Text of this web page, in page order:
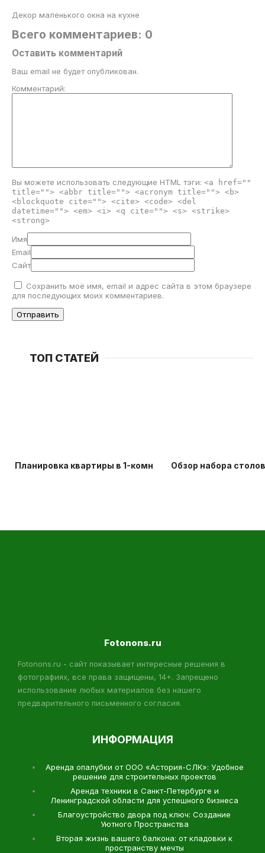
Декор маленького окна на кухне
Всего комментариев: 0
Оставить комментарий
Ваш email не будет опубликован.
Комментарий:
Вы можете использовать следующие HTML тэги: <a href=""
title=""> <abbr title=""> <acronym title=""> <b>
<blockquote cite=""> <cite> <code> <del
datetime=""> <em> <i> <q cite=""> <s> <strike>
<strong>
Имя
Email
Сайт
Сохранить моё имя, email и адрес сайта в этом браузере
для последующих моих комментариев.
ТОП СТАТЕЙ
Планировка квартиры в 1-комнатной хрущевке: идеи
Обзор набора
Fotonons.ru
Fotonons.ru - сайт показывает интересные решения в
фотографиях, все права защищены, 14+. Запрещено
использование любых материалов без нашего
предварительного письменного согласия.
ИНФОРМАЦИЯ
Аренда опалубки от ООО «Астория-СЛК»: Удобное
решение для строительных проектов
Аренда техники в Санкт-Петербурге и
Ленинградской области для успешного бизнеса
Благоустройство двора под ключ: Создание
Уютного Пространства
Вторая жизнь вашего балкона: от кладовки к
пространству мечты